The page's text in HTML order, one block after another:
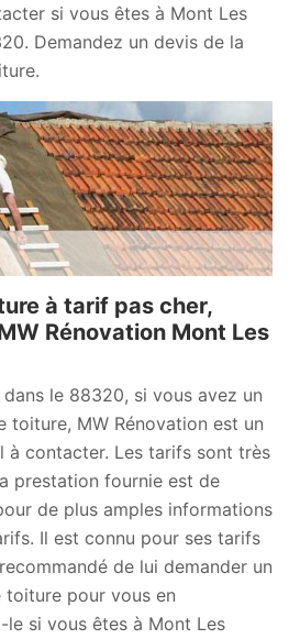
si vous êtes à Mont Les
Demandez un devis de la
à tarif pas cher,
Rénovation Mont Les
le 88320, si vous avez un
toiture, MW Rénovation est un
à contacter. Les tarifs sont très
prestation fournie est de
de plus amples informations
Il est connu pour ses tarifs
de lui demander un
pour vous en
si vous êtes à Mont Les